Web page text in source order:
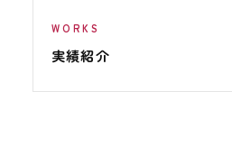
WORKS
実績紹介